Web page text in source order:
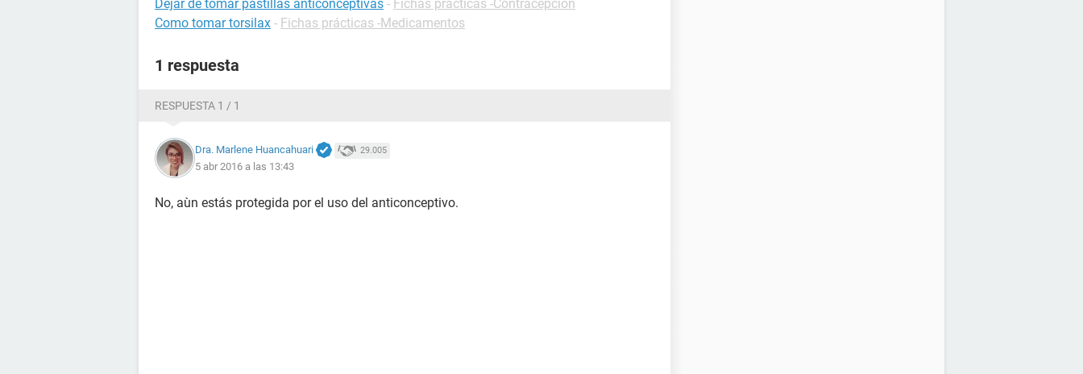
Dejar de tomar pastillas anticonceptivas - Fichas prácticas -Contracepción
Como tomar torsilax - Fichas prácticas -Medicamentos
1 respuesta
RESPUESTA 1 / 1
Dra. Marlene Huancahuari 29.005
5 abr 2016 a las 13:43
No, aùn estás protegida por el uso del anticonceptivo.